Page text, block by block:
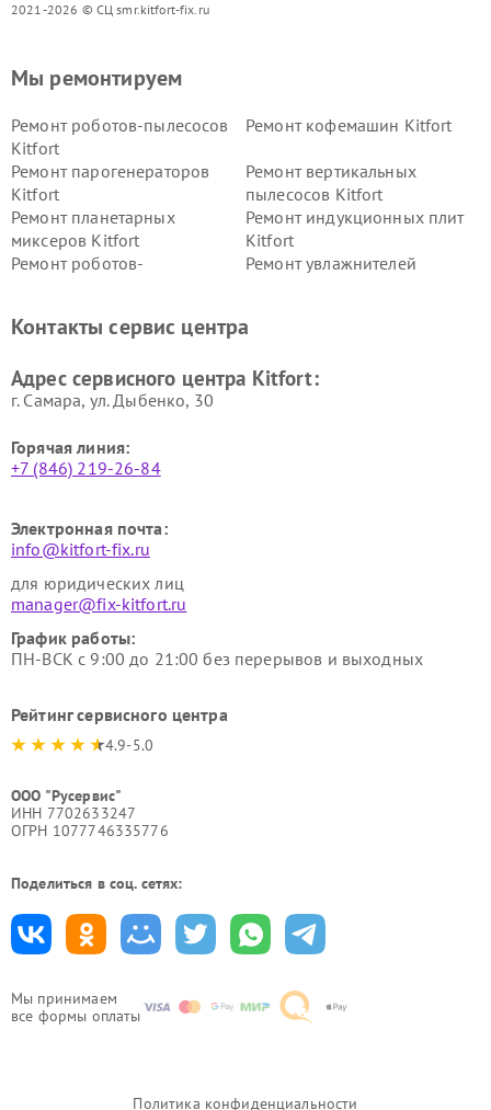
2021-2026 © СЦ smr.kitfort-fix.ru
Мы принимаем
все формы оплаты
Мы ремонтируем
Ремонт роботов-пылесосов
Kitfort
Ремонт кофемашин Kitfort
Ремонт парогенераторов
Kitfort
Ремонт вертикальных
пылесосов Kitfort
Ремонт планетарных
миксеров Kitfort
Ремонт индукционных плит
Kitfort
Ремонт роботов-
Ремонт увлажнителей
Kitfort
Kitfort
Kitfort
Kitfort
Контакты сервис центра
Адрес сервисного центра Kitfort:
г. Самара, ул. Дыбенко, 30
Горячая линия:
+7 (846) 219-26-84
Электронная почта:
info@kitfort-fix.ru
для юридических лиц
manager@fix-kitfort.ru
График работы:
ПН-ВСК с 9:00 до 21:00 без перерывов и выходных
Рейтинг сервисного центра
4.9-5.0
ООО "Русервис"
ИНН 7702633247
ОГРН 1077746335776
Поделиться в соц. сетях:
Политика конфиденциальности